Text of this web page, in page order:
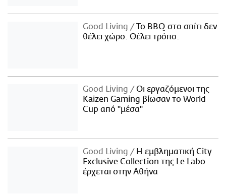
Good Living
Το BBQ στο σπίτι δεν
θέλει χώρο. Θέλει τρόπο.
Good Living
Οι εργαζόμενοι της
Kaizen Gaming βίωσαν το World
Cup από "μέσα"
Good Living
Η εμβληματική City
Exclusive Collection της Le Labo
έρχεται στην Αθήνα